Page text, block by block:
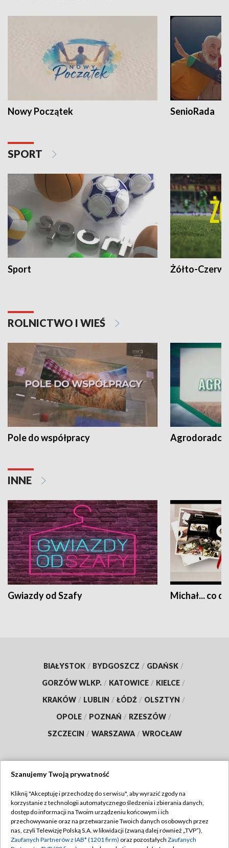
Nowy Początek SenioRada
SPORT
Sport Żółto-
ROLNICTWO I WIEŚ
Pole do współpracy Agrodoradcy
INNE
Gwiazdy od Szafy Michał... co
BIAŁYSTOK / BYDGOSZCZ / GDAŃSK /
GORZÓW WLKP. / KATOWICE / KIELCE /
KRAKÓW / LUBLIN / ŁÓDŹ / OLSZTYN /
OPOLE / POZNAŃ / RZESZÓW /
SZCZECIN / WARSZAWA / WROCŁAW
TVP
Abonament TVP
Emisja w TVP
Regulamin TVP
Polityka prywatności
Szanujemy Twoją prywatność
Kliknij "Akceptuję i przechodzę do serwisu", aby wyrazić zgody na
korzystanie z technologii automatycznego śledzenia i zbierania danych,
dostęp do informacji na Twoim urządzeniu końcowym i ich
przechowywanie oraz na przetwarzanie Twoich danych osobowych przez
nas, czyli Telewizję Polską S.A. w likwidacji (zwaną dalej również „TVP”),
Zaufanych Partnerów z IAB* (1201 firm) oraz pozostałych Zaufanych